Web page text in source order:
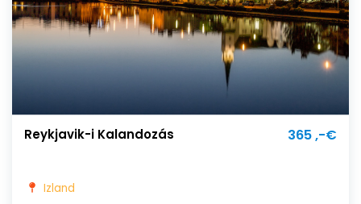
Reykjavik-i Kalandozás 365 ,-€
Izland